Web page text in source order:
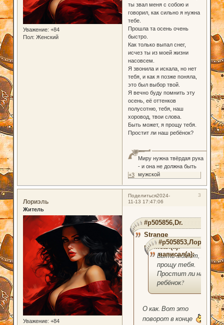
Уважение: +84
Пол: Женский
ты звал меня с собою и
говорил, как сильно я нужна
тебе.
Прошла та осень очень
быстро.
Как только выпал снег,
исчез ты из моей жизни
насовсем.
Я звонила и искала, но нет
тебя, и как я позже поняла,
это был выбор твой.
Я вечно буду помнить эту
осень, её оттенков
полусотню, тебя, наш
хоровод, твои слова.
Быть может, я прощу тебя.
Простит ли наш ребёнок?
Миру нужна твёрдая рука
- и она не должна быть
мужской
+3
Поделиться 3
2024-
11-13 17:47:06
Лориэль
Житель
Уважение: +84
#p505856,Dr.
Strange
написал(а):
#p505853,Лориэль
написал(а):
Быть может, я
прощу тебя.
Простит ли наш
ребёнок?
О как. Вот это
поворот в конце